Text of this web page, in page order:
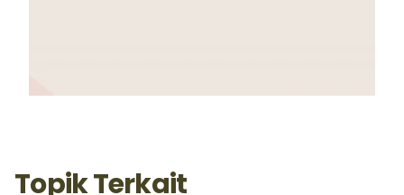
Topik Terkait